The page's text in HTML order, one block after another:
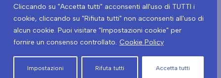
Cliccando su "Accetta tutti" acconsenti all'uso di TUTTI i
cookie, cliccando su "Rifiuta tutti" non acconsenti all'uso di
alcun cookie. Puoi visitare "Impostazioni cookie" per
fornire un consenso controllato. Cookie Policy
Impostazioni Rifuta tutti Accetta tutti